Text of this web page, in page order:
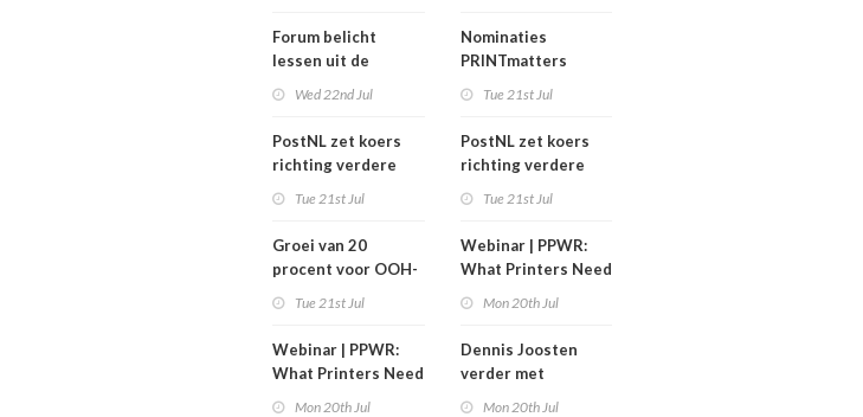
Forum belicht
lessen uit de
carrièreswitches
Wed 22nd Jul
PostNL zet koers
richting verdere
en hun klanten
betalen de rekening
Tue 21st Jul
Groei van 20
procent voor OOH-
Tue 21st Jul
Webinar | PPWR:
What Printers Need
Mon 20th Jul
carrièreswitches
Nominaties
PRINTmatters
Tue 21st Jul
PostNL zet koers
richting verdere
en hun klanten
betalen de rekening
Tue 21st Jul
Webinar | PPWR:
What Printers Need
Mon 20th Jul
Dennis Joosten
verder met
Mon 20th Jul